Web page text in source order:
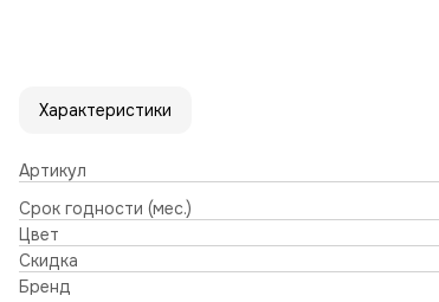
Характеристики
Артикул
Срок годности (мес.)
Цвет
Скидка
Бренд